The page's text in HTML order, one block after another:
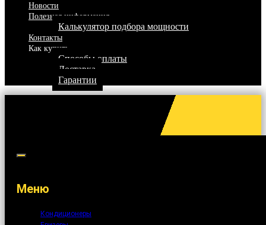
Новости
Полезная информация
Калькулятор подбора мощности
Контакты
Как купить
Способы оплаты
Доставка
Гарантии
Меню
Кондиционеры